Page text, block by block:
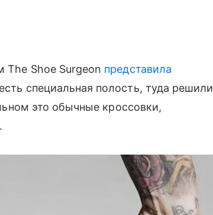
The Shoe Surgeon представила
специальная полость, туда решили
это обычные кроссовки,